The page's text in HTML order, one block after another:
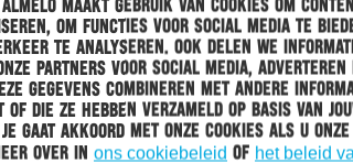
maakt gebruik van cookies om
om functies voor social media te
te analyseren. Ook delen we
partners voor social media, adverteren
gegevens combineren met andere
die ze hebben verzameld op basis van
gaat akkoord met onze cookies als u
over in ons cookiebeleid of het beleid